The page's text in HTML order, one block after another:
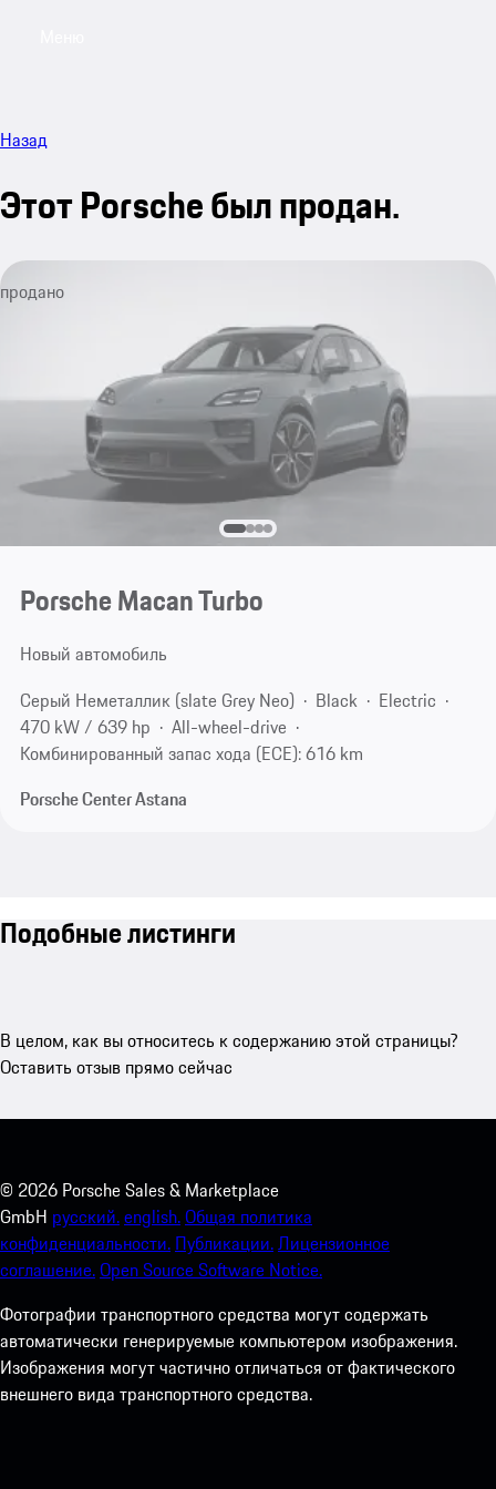
Назад
Этот Porsche был продан.
продано
Porsche Macan Turbo
Новый автомобиль
Серый Неметаллик (slate Grey Neo)
Black
Electric
470 kW / 639 hp
All-wheel-drive
Комбинированный запас хода (ECE): 616 km
Porsche Center Astana
Подобные листинги
В целом, как вы относитесь к содержанию этой страницы?
Оставить отзыв прямо сейчас
© 2026 Porsche Sales & Marketplace
GmbH русский.english.Общая политика
конфиденциальности. Публикации.Лицензионное
соглашение.Open Source Software Notice.
Фотографии транспортного средства могут содержать
автоматически генерируемые компьютером изображения.
Изображения могут частично отличаться от фактического
внешнего вида транспортного средства.